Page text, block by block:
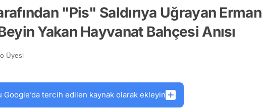
"Pis" Saldırıya Uğrayan Erman
Yakan Hayvanat Bahçesi Anısı
Üyesi
Google’da tercih edilen kaynak olarak ekleyin